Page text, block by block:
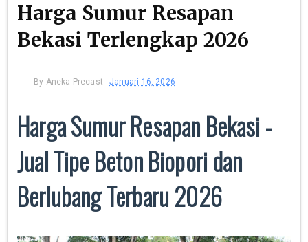
Harga Sumur Resapan
Bekasi Terlengkap 2026
By Aneka Precast Januari 16, 2026
Harga Sumur Resapan Bekasi -
Jual Tipe Beton Biopori dan
Berlubang Terbaru 2026